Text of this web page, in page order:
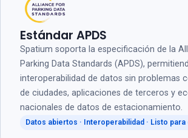
Estándar APDS
Spatium soporta la especificación de la
Parking Data Standards (APDS),
interoperabilidad de datos sin problemas
de ciudades, aplicaciones de terceros y
nacionales de datos de estacionamiento.
Datos abiertos · Interoperabilidad · Listo para